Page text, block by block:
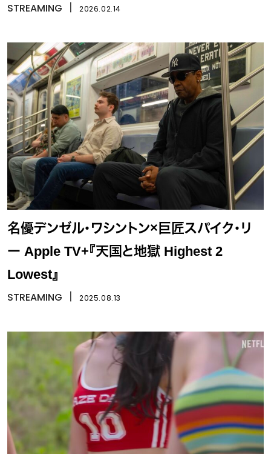
STREAMING 2026.02.14
名優デンゼル・ワシントン×巨匠スパイク・リ
ー Apple TV+『天国と地獄 Highest 2
Lowest』
STREAMING 2025.08.13